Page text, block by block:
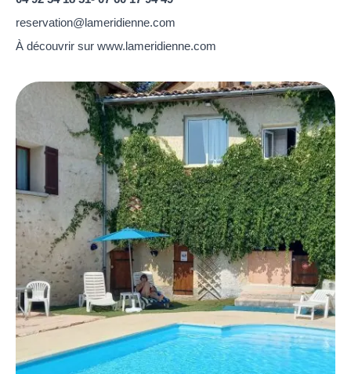
reservation@lameridienne.com
À découvrir sur www.lameridienne.com